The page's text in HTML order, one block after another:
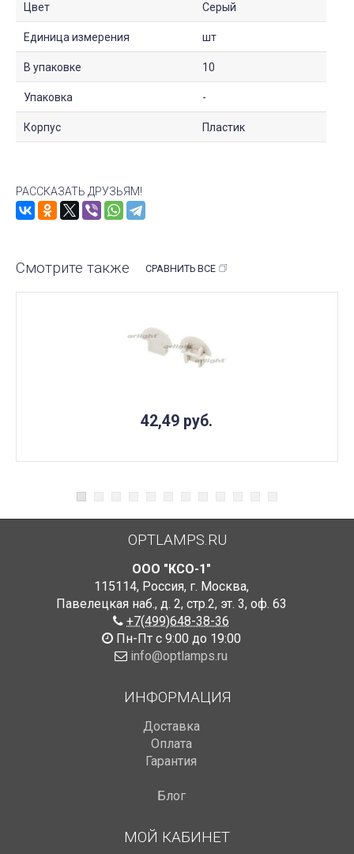
Цвет Серый
Единица измерения шт
В упаковке 10
Упаковка -
Корпус Пластик
РАССКАЗАТЬ ДРУЗЬЯМ!
Смотрите также СРАВНИТЬ ВСЕ
42,49 руб.
OPTLAMPS.RU
ООО "КСО-1"
115114, Россия, г. Москва,
Павелецкая наб., д. 2, стр.2, эт. 3, оф. 63
+7(499)648-38-36
Пн-Пт с 9:00 до 19:00
info@optlamps.ru
ИНФОРМАЦИЯ
Доставка
Оплата
Гарантия
Блог
МОЙ КАБИНЕТ